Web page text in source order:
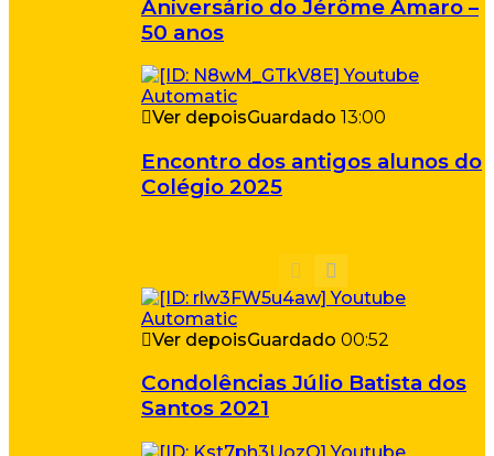
Aniversário do Jérôme Amaro –
50 anos
Ver depoisGuardado 13:00
Encontro dos antigos alunos do
Colégio 2025
Ver depoisGuardado 00:52
Condolências Júlio Batista dos
Santos 2021